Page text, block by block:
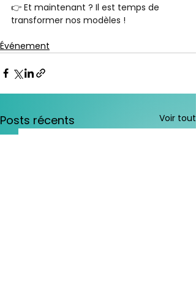
👉 Et maintenant ? Il est temps de
transformer nos modèles !
Événement
Posts récents Voir tout